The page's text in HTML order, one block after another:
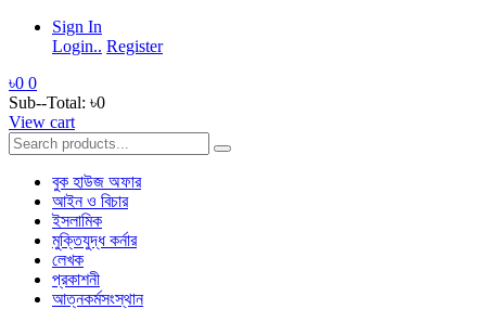
Sign In
Login.. Register
৳0 0
Sub--Total: ৳0
View cart
বুক হাউজ অফার
আইন ও বিচার
ইসলামিক
মুক্তিযুদ্ধ কর্নার
লেখক
প্রকাশনী
আত্নকর্মসংস্থান